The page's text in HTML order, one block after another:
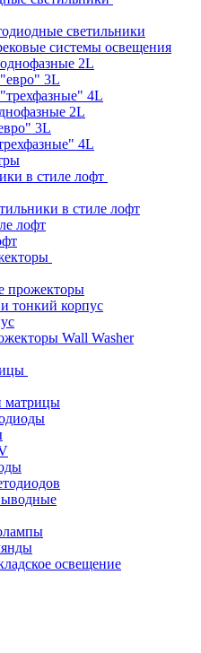
светильники
системы освещения
2L
3L
4L
2L
3L
4L
в стиле лофт
в стиле лофт
лофт
прожекторы
тонкий корпус
Wall Washer
матрицы
освещение